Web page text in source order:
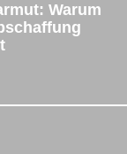
Warum